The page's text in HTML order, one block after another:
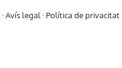
· Avís legal · Política de privacitat